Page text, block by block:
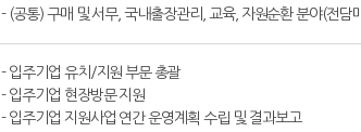
- (공통) 구매 및 서무, 국내출장관리, 교육, 자원순환 분야(전담
- 입주기업 유치/지원 부문 총괄
- 입주기업 현장방문 지원
- 입주기업 지원사업 연간 운영계획 수립 및 결과보고